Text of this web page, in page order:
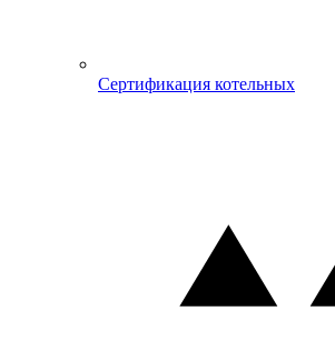
Сертификация котельных